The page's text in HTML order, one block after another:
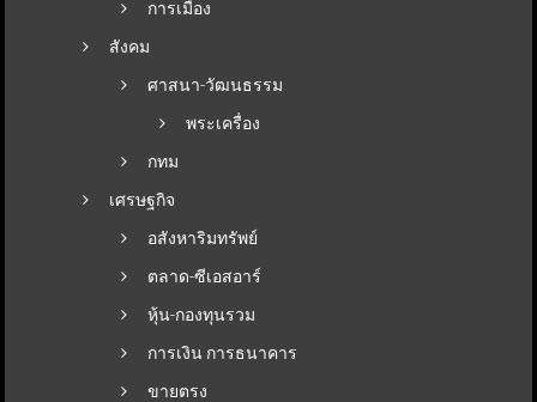
การเมือง
สังคม
ศาสนา-วัฒนธรรม
พระเครื่อง
กทม
เศรษฐกิจ
อสังหาริมทรัพย์
ตลาด-ซีเอสอาร์
หุ้น-กองทุนรวม
การเงิน การธนาคาร
ขายตรง